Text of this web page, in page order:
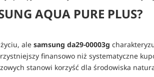
AQUA PURE PLUS?
ale samsung da29-00003g
finansowo niż systematyczne
stanowi korzyść dla środowiska